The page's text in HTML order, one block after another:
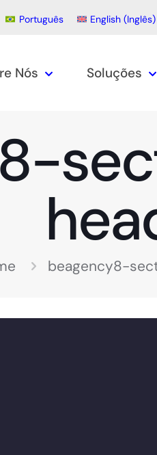
Português English (Inglês)
Nós Soluções
beagency8-